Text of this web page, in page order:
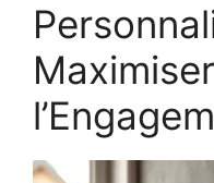
Maximiser